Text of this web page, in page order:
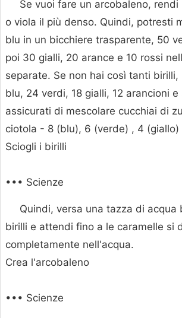
Se vuoi fare un arcobaleno,
o viola il più denso. Quindi, potresti
blu in un bicchiere trasparente, 50
poi 30 gialli, 20 arance e 10 rossi
separate. Se non hai così tanti
blu, 24 verdi, 18 gialli, 12 arancioni e
assicurati di mescolare cucchiai di
ciotola - 8 (blu), 6 (verde) , 4 (giallo)
Sciogli i birilli
••• Scienze
Quindi, versa una tazza di acqua
birilli e attendi fino a le caramelle si
completamente nell'acqua.
Crea l'arcobaleno
••• Scienze